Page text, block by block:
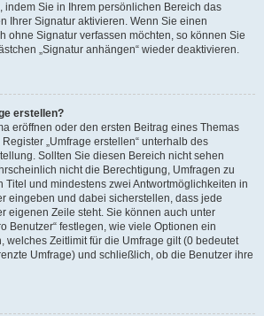
indem Sie in Ihrem persönlichen Bereich das
Ihrer Signatur aktivieren. Wenn Sie einen
ohne Signatur verfassen möchten, so können Sie
„Signatur anhängen“ wieder deaktivieren.
erstellen?
eröffnen oder den ersten Beitrag eines Themas
„Umfrage erstellen“ unterhalb des
Sollten Sie diesen Bereich nicht sehen
nicht die Berechtigung, Umfragen zu
Titel und mindestens zwei Antwortmöglichkeiten in
eingeben und dabei sicherstellen, dass jede
eigenen Zeile steht. Sie können auch unter
Benutzer“ festlegen, wie viele Optionen ein
welches Zeitlimit für die Umfrage gilt (0 bedeutet
Umfrage) und schließlich, ob die Benutzer ihre